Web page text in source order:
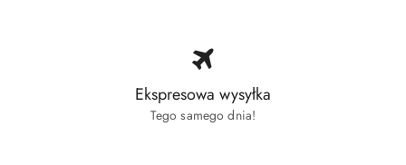
Ekspresowa wysyłka
Tego samego dnia!